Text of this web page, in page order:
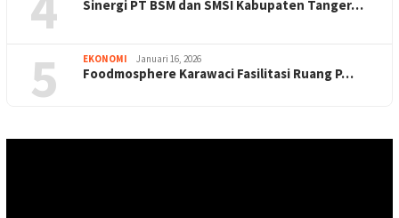
Sinergi PT BSM dan SMSI Kabupaten Tanger…
5 EKONOMI Januari 16, 2026
Foodmosphere Karawaci Fasilitasi Ruang P…